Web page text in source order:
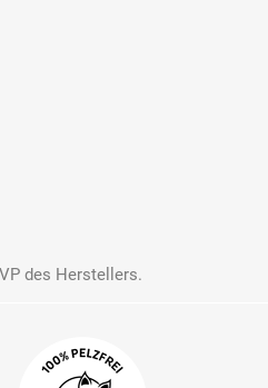
des Herstellers.